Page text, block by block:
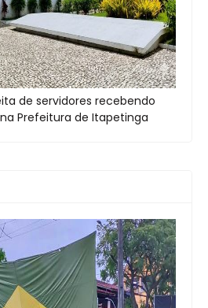
de servidores recebendo
na Prefeitura de Itapetinga